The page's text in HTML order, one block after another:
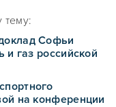
тему:
Софьи
газ российской
на конференции